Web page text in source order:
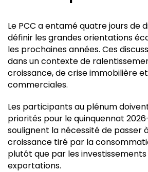
Le PCC a entamé quatre jours de
définir les grandes orientations
les prochaines années. Ces
dans un contexte de
croissance, de crise immobilière
commerciales.
Les participants au plénum
priorités pour le quinquennat
soulignent la nécessité de passer
croissance tiré par la
plutôt que par les
exportations.